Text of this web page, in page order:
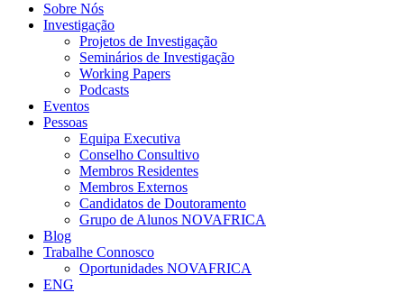
Sobre Nós
Investigação
Projetos de Investigação
Seminários de Investigação
Working Papers
Podcasts
Eventos
Pessoas
Equipa Executiva
Conselho Consultivo
Membros Residentes
Membros Externos
Candidatos de Doutoramento
Grupo de Alunos NOVAFRICA
Blog
Trabalhe Connosco
Oportunidades NOVAFRICA
ENG